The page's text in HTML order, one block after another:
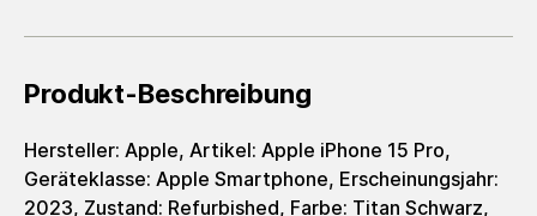
Produkt-Beschreibung
Hersteller: Apple, Artikel: Apple iPhone 15 Pro,
Geräteklasse: Apple Smartphone, Erscheinungsjahr:
2023, Zustand: Refurbished, Farbe: Titan Schwarz,